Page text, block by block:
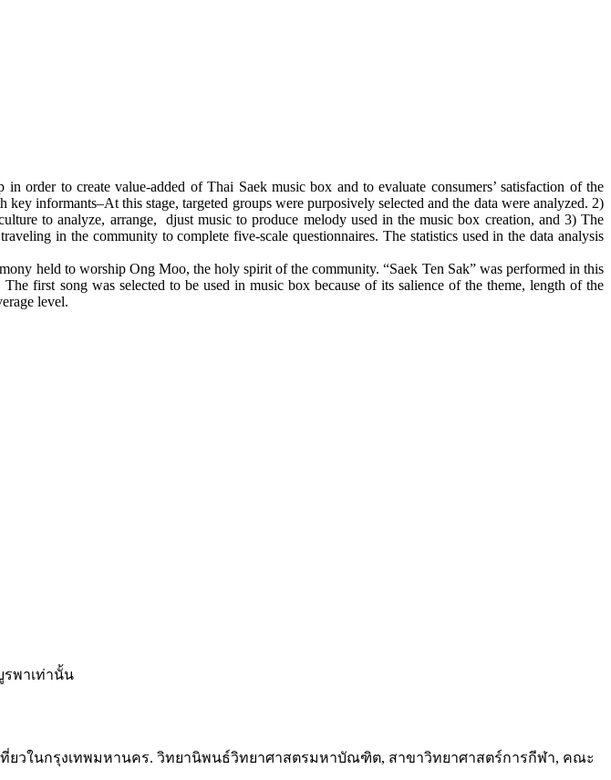
order to create value-added of Thai Saek music box and to evaluate consumers’ satisfaction of the
informants–At this stage, targeted groups were purposively selected and the data were analyzed. 2)
to analyze, arrange, djust music to produce melody used in the music box creation, and 3) The
in the community to complete five-scale questionnaires. The statistics used in the data analysis
held to worship Ong Moo, the holy spirit of the community. “Saek Ten Sak” was performed in this
first song was selected to be used in music box because of its salience of the theme, length of the
level.
พาเท่านั้น
ยวในกรุงเทพมหานคร. วิทยานิพนธ์วิทยาศาสตรมหาบัณฑิต, สาขาวิทยาศาสตร์การกีฬา, คณะ